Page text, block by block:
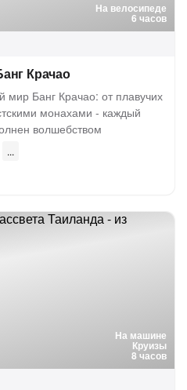
На велосипеде
6 часов
Крачао
мир Банг Крачао: от плавучих
монахами - каждый
волшебством
На машине
Круизы
8 часов